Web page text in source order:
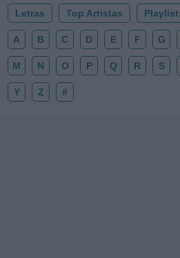
Letras Top Artistas
A B C D E F G
M N O P Q R S
Y Z #